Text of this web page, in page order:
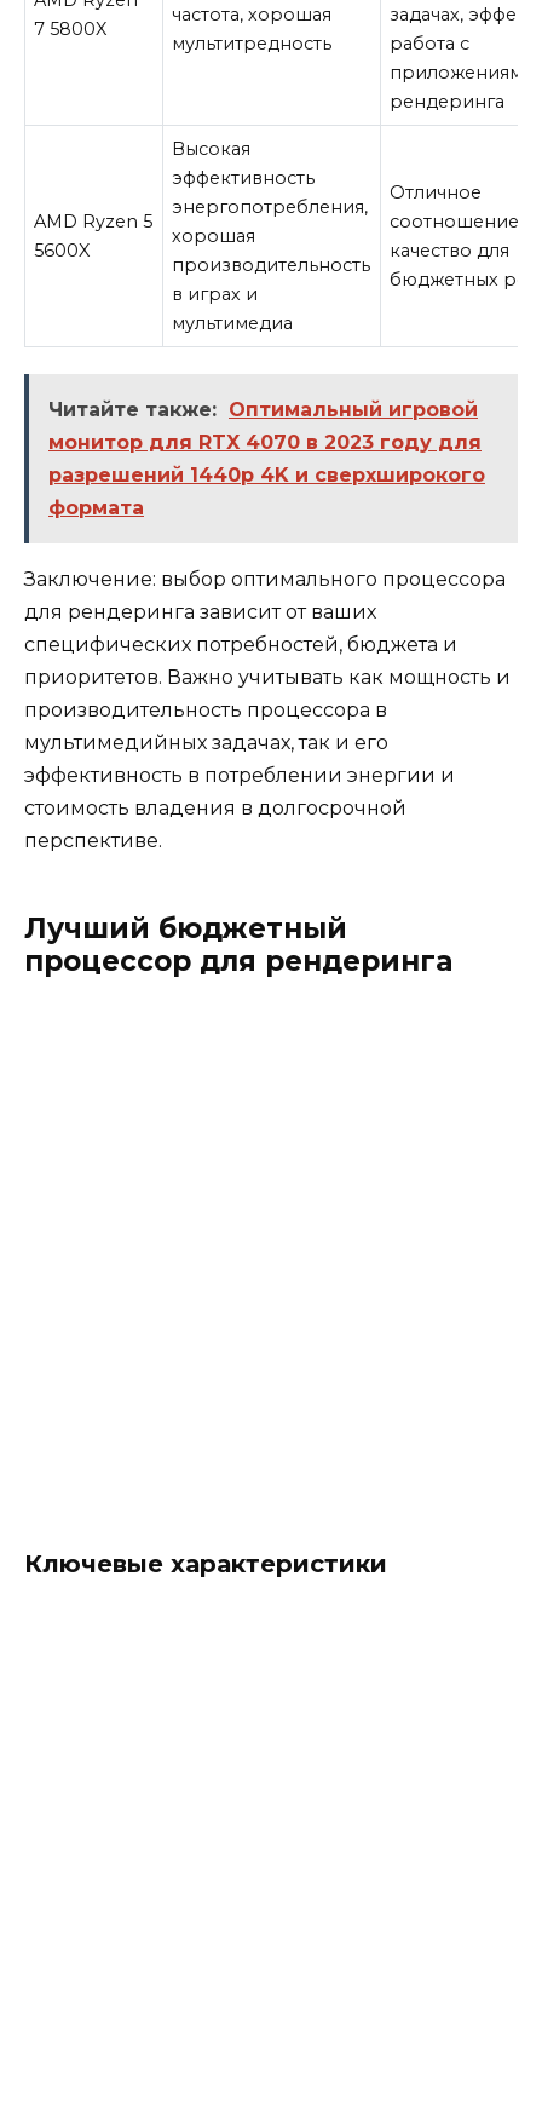
7 5800X
частота, хорошая
мультитредность
задачах,
работа с
приложениями
рендеринга
AMD Ryzen 5
5600X
Высокая
эффективность
энергопотребления,
хорошая
производительность
в играх и
мультимедиа
Отличное
соотношение
качество для
бюджетных
Читайте также: Оптимальный игровой
монитор для RTX 4070 в 2023 году для
разрешений 1440p 4K и сверхширокого
формата
Заключение: выбор оптимального процессора
для рендеринга зависит от ваших
специфических потребностей, бюджета и
приоритетов. Важно учитывать как мощность и
производительность процессора в
мультимедийных задачах, так и его
эффективность в потреблении энергии и
стоимость владения в долгосрочной
перспективе.
Лучший бюджетный
процессор для рендеринга
Ключевые характеристики